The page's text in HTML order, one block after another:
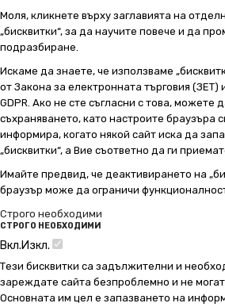
Моля, кликнете върху заглавията на
„бисквитки“, за да научите повече и да
подразбиране.
Искаме да знаете, че използваме
от Закона за електронната търговия (ЗЕТ)
GDPR. Ако не сте съгласни с това, можете
съхраняването, като настроите браузъра
информира, когато някой сайт иска да
„бисквитки“, а Вие съответно да ги
Имайте предвид, че деактивирането на
браузър може да ограничи
Строго необходими
СТРОГО НЕОБХОДИМИ
Вкл.Изкл.
Тези бисквитки са задължителни и
зареждате сайта безпроблемно и не
Основната им цел е запазването на